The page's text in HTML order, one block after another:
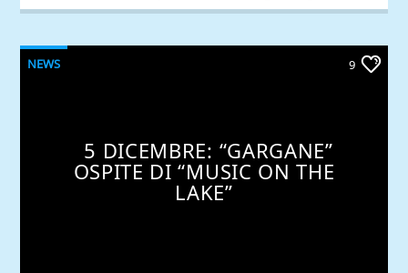
NEWS 9
5 DICEMBRE: “GARGANE”
OSPITE DI “MUSIC ON THE
LAKE”